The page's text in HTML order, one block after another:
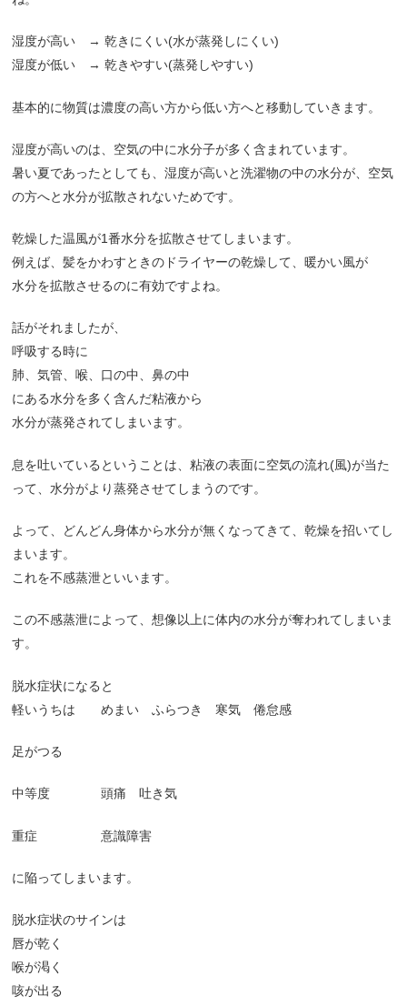
湿度が高い → 乾きにくい(水が蒸発しにくい)
湿度が低い → 乾きやすい(蒸発しやすい)
基本的に物質は濃度の高い方から低い方へと移動していきます。
湿度が高いのは、空気の中に水分子が多く含まれています。
暑い夏であったとしても、湿度が高いと洗濯物の中の水分が、空気
の方へと水分が拡散されないためです。
乾燥した温風が1番水分を拡散させてしまいます。
例えば、髪をかわすときのドライヤーの乾燥して、暖かい風が
水分を拡散させるのに有効ですよね。
話がそれましたが、
呼吸する時に
肺、気管、喉、口の中、鼻の中
にある水分を多く含んだ粘液から
水分が蒸発されてしまいます。
息を吐いているということは、粘液の表面に空気の流れ(風)が当た
って、水分がより蒸発させてしまうのです。
よって、どんどん身体から水分が無くなってきて、乾燥を招いてし
まいます。
これを不感蒸泄といいます。
この不感蒸泄によって、想像以上に体内の水分が奪われてしまいま
す。
脱水症状になると
軽いうちは めまい ふらつき 寒気 倦怠感
足がつる
中等度 頭痛 吐き気
重症 意識障害
に陥ってしまいます。
脱水症状のサインは
唇が乾く
喉が渇く
咳が出る